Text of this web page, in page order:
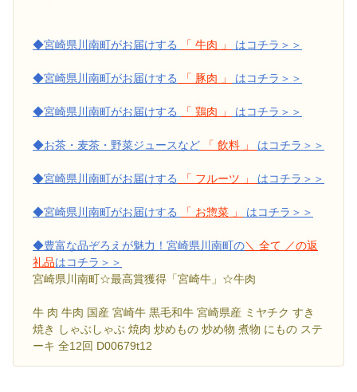
◆宮崎県川南町がお届けする 「 牛肉 」 はコチラ＞＞
◆宮崎県川南町がお届けする 「 豚肉 」 はコチラ＞＞
◆宮崎県川南町がお届けする 「 鶏肉 」 はコチラ＞＞
◆お茶・麦茶・野菜ジュースなど 「 飲料 」 はコチラ＞＞
◆宮崎県川南町がお届けする 「 フルーツ 」 はコチラ＞＞
◆宮崎県川南町がお届けする 「 お惣菜 」 はコチラ＞＞
◆豊富な品ぞろえが魅力！宮崎県川南町の＼ 全て ／の返
礼品はコチラ＞＞
宮崎県川南町☆最高賞獲得「宮崎牛」☆牛肉
牛 肉 牛肉 国産 宮崎牛 黒毛和牛 宮崎県産 ミヤチク すき
焼き しゃぶしゃぶ 焼肉 炒めもの 炒め物 煮物 にもの ステ
ーキ 全12回 D00679t12